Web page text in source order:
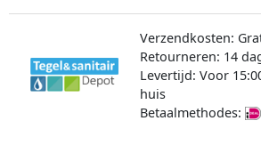
Verzendkosten:
Retourneren: 14
Levertijd: Voor
huis
Betaalmethodes: